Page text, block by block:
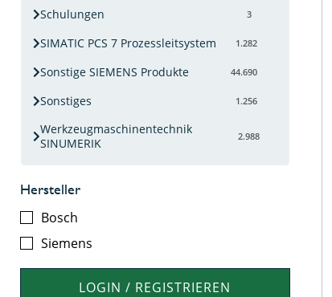
Schulungen 3
SIMATIC PCS 7 Prozessleitsystem 1.282
Sonstige SIEMENS Produkte 44.690
Sonstiges 1.256
Werkzeugmaschinentechnik
SINUMERIK
2.988
Hersteller
Bosch
Siemens
LOGIN / REGISTRIEREN